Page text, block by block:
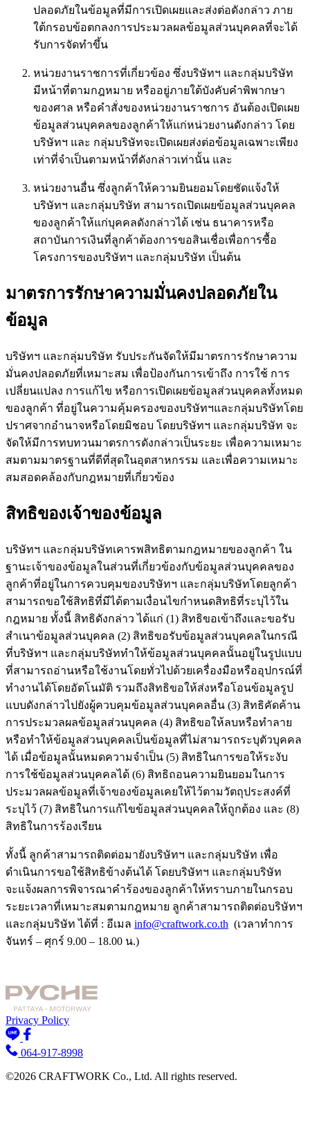
ปลอดภัยในข้อมูลที่มีการเปิดเผยและส่งต่อดังกล่าว ภาย
ใต้กรอบข้อตกลงการประมวลผลข้อมูลส่วนบุคคลที่จะได้
รับการจัดทำขึ้น
หน่วยงานราชการที่เกี่ยวข้อง ซึ่งบริษัทฯ และกลุ่มบริษัท
มีหน้าที่ตามกฎหมาย หรืออยู่ภายใต้บังคับคำพิพากษา
ของศาล หรือคำสั่งของหน่วยงานราชการ อันต้องเปิดเผย
ข้อมูลส่วนบุคคลของลูกค้าให้แก่หน่วยงานดังกล่าว โดย
บริษัทฯ และ กลุ่มบริษัทจะเปิดเผยส่งต่อข้อมูลเฉพาะเพียง
เท่าที่จำเป็นตามหน้าที่ดังกล่าวเท่านั้น และ
หน่วยงานอื่น ซึ่งลูกค้าให้ความยินยอมโดยชัดแจ้งให้
บริษัทฯ และกลุ่มบริษัท สามารถเปิดเผยข้อมูลส่วนบุคคล
ของลูกค้าให้แก่บุคคลดังกล่าวได้ เช่น ธนาคารหรือ
สถาบันการเงินที่ลูกค้าต้องการขอสินเชื่อเพื่อการซื้อ
โครงการของบริษัทฯ และกลุ่มบริษัท เป็นต้น
มาตรการรักษาความมั่นคงปลอดภัยใน
ข้อมูล
บริษัทฯ และกลุ่มบริษัท รับประกันจัดให้มีมาตรการรักษาความ
มั่นคงปลอดภัยที่เหมาะสม เพื่อป้องกันการเข้าถึง การใช้ การ
เปลี่ยนแปลง การแก้ไข หรือการเปิดเผยข้อมูลส่วนบุคคลทั้งหมด
ของลูกค้า ที่อยู่ในความคุ้มครองของบริษัทฯและกลุ่มบริษัทโดย
ปราศจากอำนาจหรือโดยมิชอบ โดยบริษัทฯ และกลุ่มบริษัท จะ
จัดให้มีการทบทวนมาตรการดังกล่าวเป็นระยะ เพื่อความเหมาะ
สมตามมาตรฐานที่ดีที่สุดในอุตสาหกรรม และเพื่อความเหมาะ
สมสอดคล้องกับกฎหมายที่เกี่ยวข้อง
สิทธิของเจ้าของข้อมูล
บริษัทฯ และกลุ่มบริษัทเคารพสิทธิตามกฎหมายของลูกค้า ใน
ฐานะเจ้าของข้อมูลในส่วนที่เกี่ยวข้องกับข้อมูลส่วนบุคคลของ
ลูกค้าที่อยู่ในการควบคุมของบริษัทฯ และกลุ่มบริษัทโดยลูกค้า
สามารถขอใช้สิทธิที่มีได้ตามเงื่อนไขกำหนดสิทธิที่ระบุไว้ใน
กฎหมาย ทั้งนี้ สิทธิดังกล่าว ได้แก่ (1) สิทธิขอเข้าถึงและขอรับ
สำเนาข้อมูลส่วนบุคคล (2) สิทธิขอรับข้อมูลส่วนบุคคลในกรณี
ที่บริษัทฯ และกลุ่มบริษัททำให้ข้อมูลส่วนบุคคลนั้นอยู่ในรูปแบบ
ที่สามารถอ่านหรือใช้งานโดยทั่วไปด้วยเครื่องมือหรืออุปกรณ์ที่
ทำงานได้โดยอัตโนมัติ รวมถึงสิทธิขอให้ส่งหรือโอนข้อมูลรูป
แบบดังกล่าวไปยังผู้ควบคุมข้อมูลส่วนบุคคลอื่น (3) สิทธิคัดค้าน
การประมวลผลข้อมูลส่วนบุคคล (4) สิทธิขอให้ลบหรือทำลาย
หรือทำให้ข้อมูลส่วนบุคคลเป็นข้อมูลที่ไม่สามารถระบุตัวบุคคล
ได้ เมื่อข้อมูลนั้นหมดความจำเป็น (5) สิทธิในการขอให้ระงับ
การใช้ข้อมูลส่วนบุคคลได้ (6) สิทธิถอนความยินยอมในการ
ประมวลผลข้อมูลที่เจ้าของข้อมูลเคยให้ไว้ตามวัตถุประสงค์ที่
ระบุไว้ (7) สิทธิในการแก้ไขข้อมูลส่วนบุคคลให้ถูกต้อง และ (8)
สิทธิในการร้องเรียน
ทั้งนี้ ลูกค้าสามารถติดต่อมายังบริษัทฯ และกลุ่มบริษัท เพื่อ
ดำเนินการขอใช้สิทธิข้างต้นได้ โดยบริษัทฯ และกลุ่มบริษัท
จะแจ้งผลการพิจารณาคำร้องของลูกค้าให้ทราบภายในกรอบ
ระยะเวลาที่เหมาะสมตามกฎหมาย ลูกค้าสามารถติดต่อบริษัทฯ
และกลุ่มบริษัท ได้ที่ : อีเมล info@craftwork.co.th (เวลาทำการ
จันทร์ – ศุกร์ 9.00 – 18.00 น.)
Privacy Policy
064-917-8998
©2026 CRAFTWORK Co., Ltd. All rights reserved.